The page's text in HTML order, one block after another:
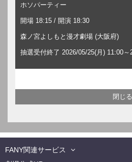
ホソパーティー
開場 18:15 / 開演 18:30
森ノ宮よしもと漫才劇場 (大阪府)
抽選受付終了 2026/05/25(月) 11:00
FANY関連サービス